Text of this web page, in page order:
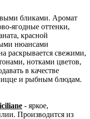
бликами. Аромат
ягодные оттенки,
красной
нюансами
раскрывается свежими,
нотками цветов,
в качестве
и рыбным блюдам.
- яркое,
Производится из